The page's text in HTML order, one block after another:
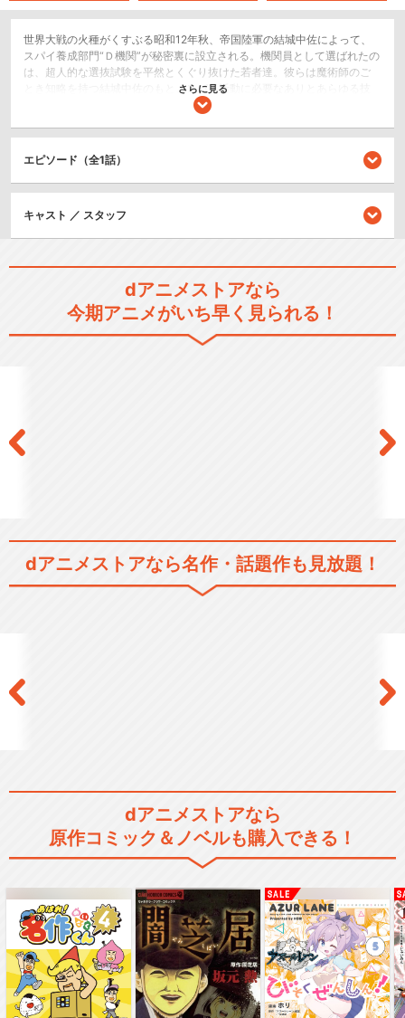
世界大戦の火種がくすぶる昭和12年秋、帝国陸軍の結城中佐によって、
スパイ養成部門“Ｄ機関”が秘密裏に設立される。機関員として選ばれたの
は、超人的な選抜試験を平然とくぐり抜けた若者達。彼らは魔術師のご
とき知略を持つ結城中佐のもと、スパイ活動に必要なありとあらゆる技
術を身につけ、任地へと旅立っていく。「死ぬな、殺すな」——目立た
するＤ機関の思想は陸軍中枢部から猛反発を受けるが機関員達は世界中
で暗躍し始める。そんな“Ｄ機関”と真っ向から対立する、帝国陸軍の精神
を備え陸軍士官学校を卒業した生粋の陸軍軍人で構成され「躊躇なく殺
せ、潔く死ね」を掲げる諜報組織“風機関”が設立される。「ダブル・ジョ
のは、一体どちらか。
シリーズ／関連のアニメ作品
ジョーカー・ゲーム
さらに見る
閉じる
エピソード（全1話）
キャスト ／ スタッフ
dアニメストアなら
今期アニメがいち早く見られる！
dアニメストアなら名作・話題作も見放題！
dアニメストアなら
原作コミック＆ノベルも購入できる！